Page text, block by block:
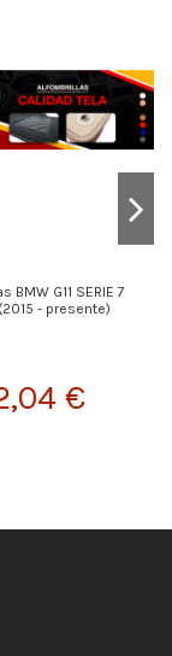
BMW G11 SERIE 7
- presente)
€